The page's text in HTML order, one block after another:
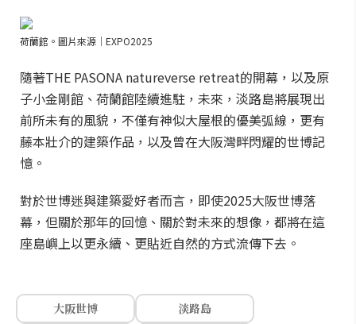
荷蘭館。圖片來源｜EXPO2025
隨著THE PASONA natureverse retreat的開幕，以及原
子小金剛館、荷蘭館陸續進駐，未來，淡路島將展現出
前所未有的風貌，不僅有神似大屋根的優美弧線，更有
藤本壯介的建築作品，以及曾在大阪灣畔閃耀的世博記
憶。
對於世博迷與建築愛好者而言，即使2025大阪世博落
幕，但關於那年的回憶、關於對未來的想像，都將在這
座島嶼上以更永續、更貼近自然的方式流傳下去。
大阪世博
淡路島